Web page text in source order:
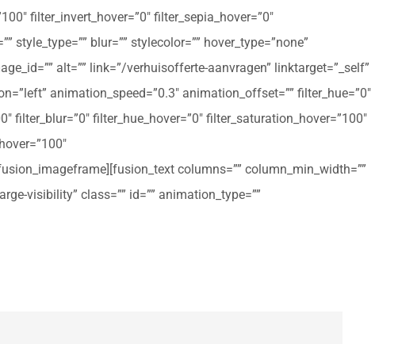
filter_invert_hover=”0″ filter_sepia_hover=”0″
blur=”” stylecolor=”” hover_type=”none”
alt=”” link=”/verhuisofferte-aanvragen” linktarget=”_self”
animation_speed=”0.3″ animation_offset=”” filter_hue=”0″
filter_blur=”0″ filter_hue_hover=”0″ filter_saturation_hover=”100″
columns=”” column_min_width=””
visibility” class=”” id=”” animation_type=””